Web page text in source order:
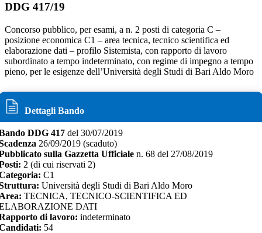
DDG 417/19
Concorso pubblico, per esami, a n. 2 posti di categoria C –
posizione economica C1 – area tecnica, tecnico scientifica ed
elaborazione dati – profilo Sistemista, con rapporto di lavoro
subordinato a tempo indeterminato, con regime di impegno a tempo
pieno, per le esigenze dell’Università degli Studi di Bari Aldo Moro
Dettagli Bando
DDG 417 del 30/07/2019
26/09/2019 (scaduto)
sulla Gazzetta Ufficiale n. 68 del 27/08/2019
2 (di cui riservati 2)
C1
Università degli Studi di Bari Aldo Moro
TECNICA, TECNICO-SCIENTIFICA ED
DATI
di lavoro: indeterminato
54